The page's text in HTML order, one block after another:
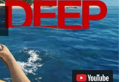
Riproduci
video